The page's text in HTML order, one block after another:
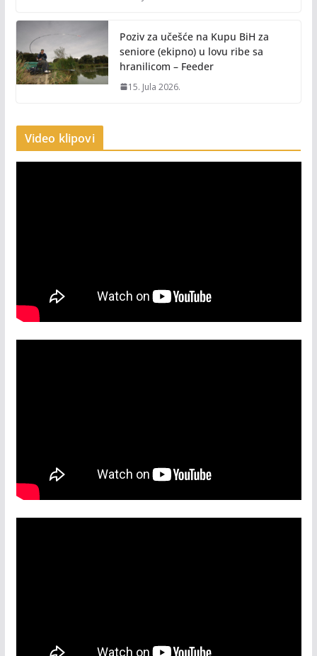
Poziv za učešće na Kupu BiH za
seniore (ekipno) u lovu ribe sa
hranilicom – Feeder
15. Jula 2026.
Video klipovi